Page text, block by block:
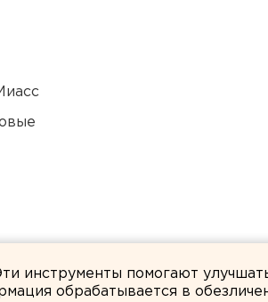
инструменты помогают
обрабатывается в